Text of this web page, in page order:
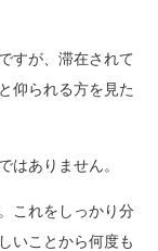
すが、滞在されて
仰られる方を見た
はありません。
これをしっかり分
いことから何度も